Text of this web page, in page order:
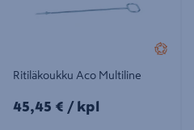
Ritiläkoukku Aco Multiline
45,45€/kpl
45,45 € / kpl